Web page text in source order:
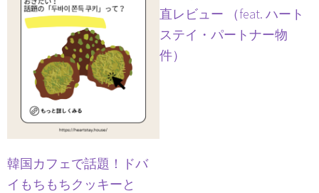
韓国カフェで話題！ドバ
イもちもちクッキーと
直レビュー （feat. ハート
ステイ・パートナー物
件）